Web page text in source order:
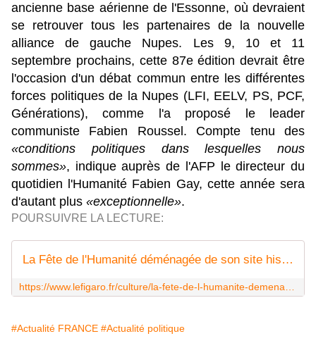
ancienne base aérienne de l'Essonne, où devraient
se retrouver tous les partenaires de la nouvelle
alliance de gauche Nupes. Les 9, 10 et 11
septembre prochains, cette 87e édition devrait être
l'occasion d'un débat commun entre les différentes
forces politiques de la Nupes (LFI, EELV, PS, PCF,
Générations), comme l'a proposé le leader
communiste Fabien Roussel. Compte tenu des
«conditions politiques dans lesquelles nous
sommes», indique auprès de l'AFP le directeur du
quotidien l'Humanité Fabien Gay, cette année sera
d'autant plus «exceptionnelle».
POURSUIVRE LA LECTURE:
La Fête de l'Humanité déménagée de son site historique de La Courneuve en raison des JO
#Actualité FRANCE #Actualité politique